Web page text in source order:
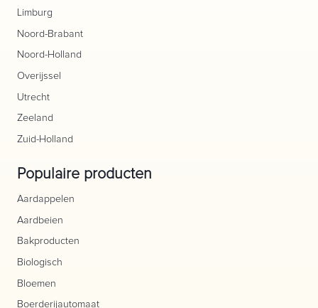
Limburg
Noord-Brabant
Noord-Holland
Overijssel
Utrecht
Zeeland
Zuid-Holland
Populaire producten
Aardappelen
Aardbeien
Bakproducten
Biologisch
Bloemen
Boerderijautomaat